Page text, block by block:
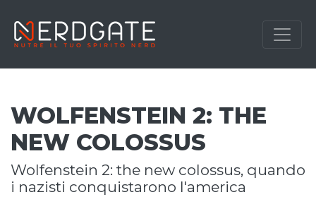
WOLFENSTEIN 2: THE
NEW COLOSSUS
wolfenstein 2: the new colossus, quando
i nazisti conquistarono l'america